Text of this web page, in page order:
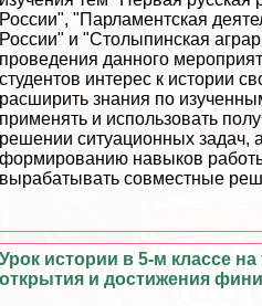
России", "Парламентская
России" и "Столыпинская
проведения данного
студентов интерес к истории
расширить знания по
применять и использовать
решении ситуационных задач,
формированию навыков
выpaбатывать совместные
Урок истории в 5-м классе
открытия и достижения